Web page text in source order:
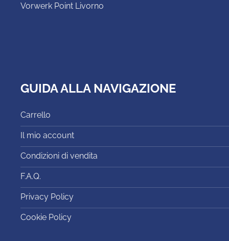
Vorwerk Point Livorno
GUIDA ALLA NAVIGAZIONE
Carrello
Il mio account
Condizioni di vendita
F.A.Q.
Privacy Policy
Cookie Policy